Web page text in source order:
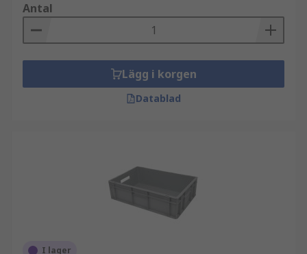
Antal
Lägg i korgen
Datablad
I lager